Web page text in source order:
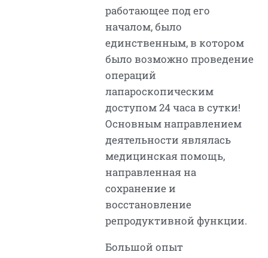
работающее под его
началом, было
единственным, в котором
было возможно проведение
операций
лапароскопическим
доступом 24 часа в сутки!
Основным направлением
деятельности являлась
медицинская помощь,
направленная на
сохранение и
восстановление
репродуктивной функции.
Большой опыт